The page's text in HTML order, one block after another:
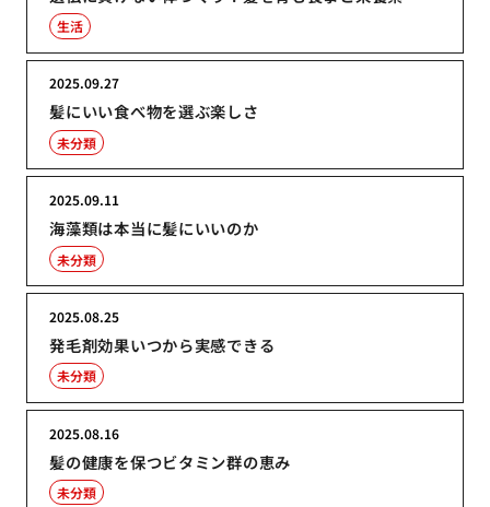
生活
髪にいい食べ物を選ぶ楽しさ
2025.09.27
未分類
海藻類は本当に髪にいいのか
2025.09.11
未分類
発毛剤効果いつから実感できる
2025.08.25
未分類
髪の健康を保つビタミン群の恵み
2025.08.16
未分類